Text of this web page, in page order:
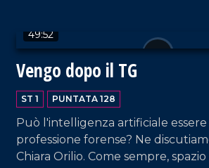
49:52
Vengo dopo il TG
ST 1 PUNTATA 128
Può l'intelligenza artificiale
professione forense? Ne
Chiara Orilio. Come sempre,
VAI AL TITOLO